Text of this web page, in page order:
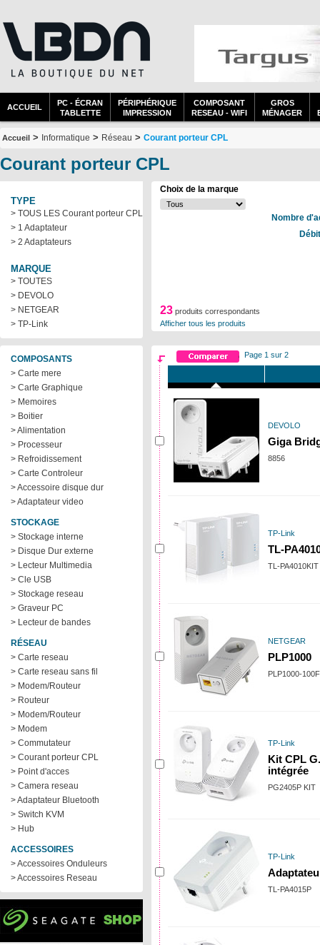
ACCUEIL
PC - ÉCRAN
TABLETTE
PÉRIPHÉRIQUE
IMPRESSION
COMPOSANT
RESEAU - WIFI
GROS
MÉNAGER
Accueil > Informatique > Réseau > Courant porteur CPL
Courant porteur CPL
TYPE
> TOUS LES Courant porteur CPL
> 1 Adaptateur
> 2 Adaptateurs
MARQUE
> TOUTES
> DEVOLO
> NETGEAR
> TP-Link
COMPOSANTS
> Carte mere
> Carte Graphique
> Memoires
> Boitier
> Alimentation
> Processeur
> Refroidissement
> Carte Controleur
> Accessoire disque dur
> Adaptateur video
STOCKAGE
> Stockage interne
> Disque Dur externe
> Lecteur Multimedia
> Cle USB
> Stockage reseau
> Graveur PC
> Lecteur de bandes
RÉSEAU
> Carte reseau
> Carte reseau sans fil
> Modem/Routeur
> Routeur
> Modem/Routeur
> Modem
> Commutateur
> Courant porteur CPL
> Point d'acces
> Camera reseau
> Adaptateur Bluetooth
> Switch KVM
> Hub
ACCESSOIRES
> Accessoires Onduleurs
> Accessoires Reseau
Choix de la marque
Nombre
23 produits correspondants
Afficher tous les produits
Page 1 sur 2
DEVOLO
Giga
8856
TP-Link
TL-
TL-PA4010KIT
NETGEAR
PLP1000
PLP1000-
TP-Link
Kit CPL
intégrée
PG2405P KIT
TP-Link
TL-PA4015P